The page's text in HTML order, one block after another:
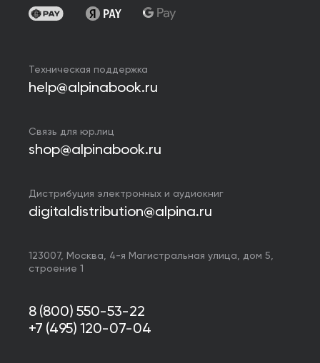
Техническая поддержка
help@alpinabook.ru
Связь для юр.лиц
shop@alpinabook.ru
Дистрибуция электронных и аудиокниг
digitaldistribution@alpina.ru
123007, Москва, 4-я Магистральная улица, дом 5,
строение 1
8 (800) 550-53-22
+7 (495) 120-07-04